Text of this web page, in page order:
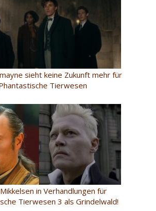
sieht keine Zukunft mehr für
Tierwesen
in Verhandlungen für
Tierwesen 3 als Grindelwald!